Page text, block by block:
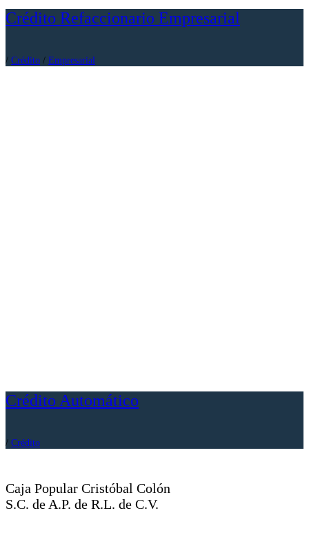
Crédito Refaccionario Empresarial
/ Crédito / Empresarial
Crédito Automático
/ Crédito
Caja Popular Cristóbal Colón
S.C. de A.P. de R.L. de C.V.